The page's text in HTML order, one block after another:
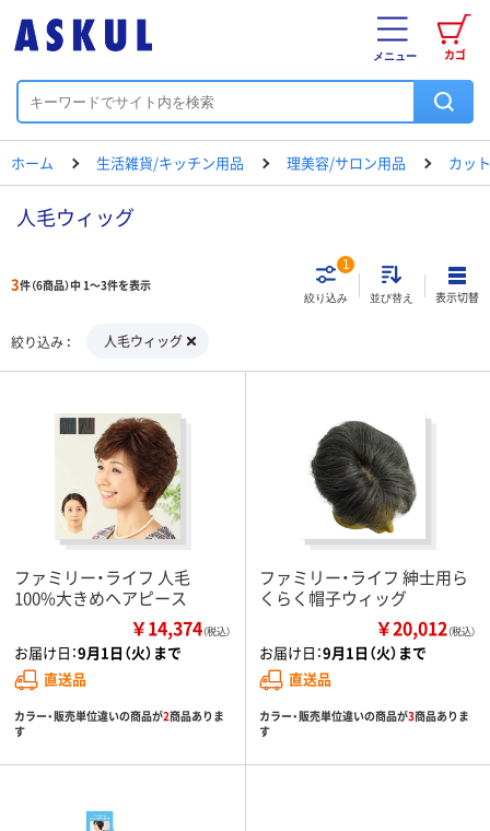
カゴ
メニュー
ホーム 生活雑貨/キッチン用品 理美容/サロン用品 カッ
人毛ウィッグ
3件（6商品）中 1～3件を表示
絞り込み
1
並び替え 表示切替
絞り込み 人毛ウィッグ
ファミリー・ライフ 人毛
100%大きめヘアピース
￥14,374（税込）
お届け日：9月1日（火）まで
直送品
カラー・販売単位違いの商品が2商品ありま
す
ファミリー・ライフ 紳士用ら
くらく帽子ウィッグ
￥20,012（税込）
お届け日：9月1日（火）まで
直送品
カラー・販売単位違いの商品が3商品ありま
す